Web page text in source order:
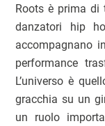
Roots è prima di
danzatori hip
accompagnano
performance
L’universo è
gracchia su un
un ruolo